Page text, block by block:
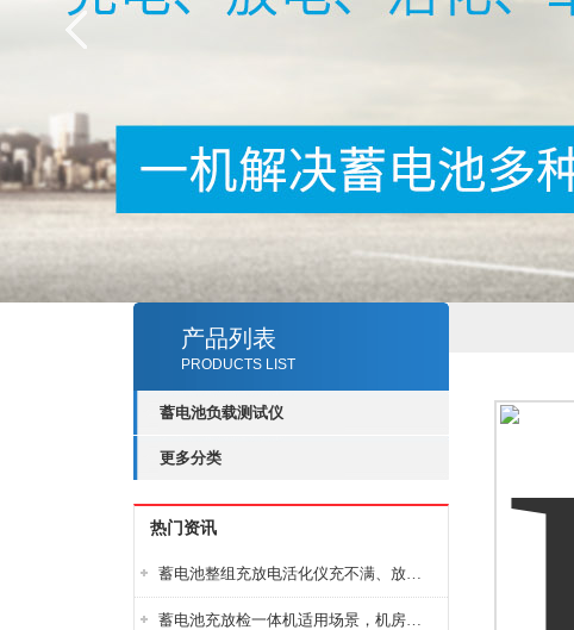
产品列表
PRODUCTS LIST
蓄电池负载测试仪
更多分类
热门资讯
蓄电池整组充放电活化仪充不满、放不完怎么办？
蓄电池充放检一体机适用场景，机房基站变电站铅酸蓄电池维护检测应用